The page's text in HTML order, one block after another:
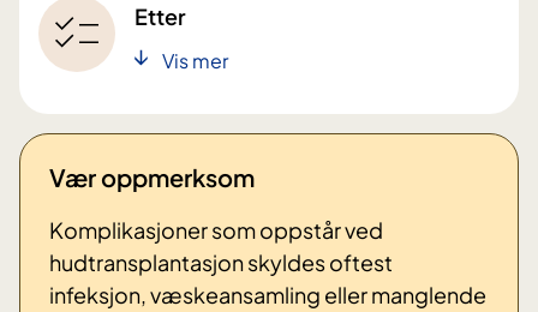
Etter
Vis mer
Vær oppmerksom
Komplikasjoner som oppstår ved
hudtransplantasjon skyldes oftest
infeksjon, væskeansamling eller manglende